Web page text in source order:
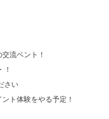
流ベント！
！
さい
ト体験をやる予定！